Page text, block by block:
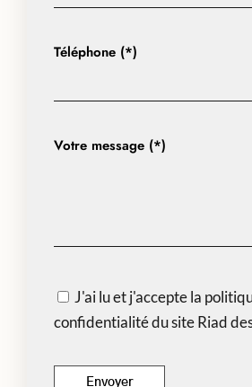
Téléphone (*)
Votre message (*)
J'ai lu et j'accepte la
confidentialité du site Riad